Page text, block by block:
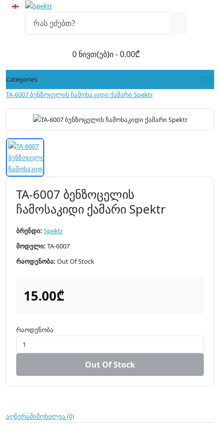
0 ნივთ(ებ)ი - 0.00₾
Categories
TA-6007 ბენზოცელის ჩამოსაკიდი ქამარი Spektr
TA-6007 ბენზოცელის
ჩამოსაკიდი ქამარი Spektr
ბრენდი: Spektr
მოდელი: TA-6007
რაოდენობა: Out Of Stock
15.00₾
რაოდენობა
Out Of Stock
აღწერამიმოხილვა (0)